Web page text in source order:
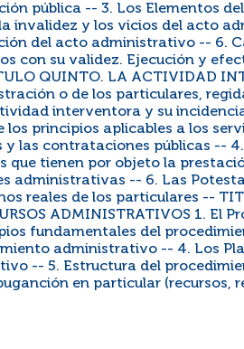
pública -- 3. Los Elementos
invalidez y los vicios del acto
del acto administrativo -- 6.
con su validez. Ejecución y
QUINTO. LA ACTIVIDAD
o de los particulares,
interventora y su
los principios aplicables a los
y las contrataciones públicas --
que tienen por objeto la
administrativas -- 6. Las
reales de los particulares --
ADMINISTRATIVOS 1. El
fundamentales del
administrativo -- 4. Los
-- 5. Estructura del
en particular (recursos,